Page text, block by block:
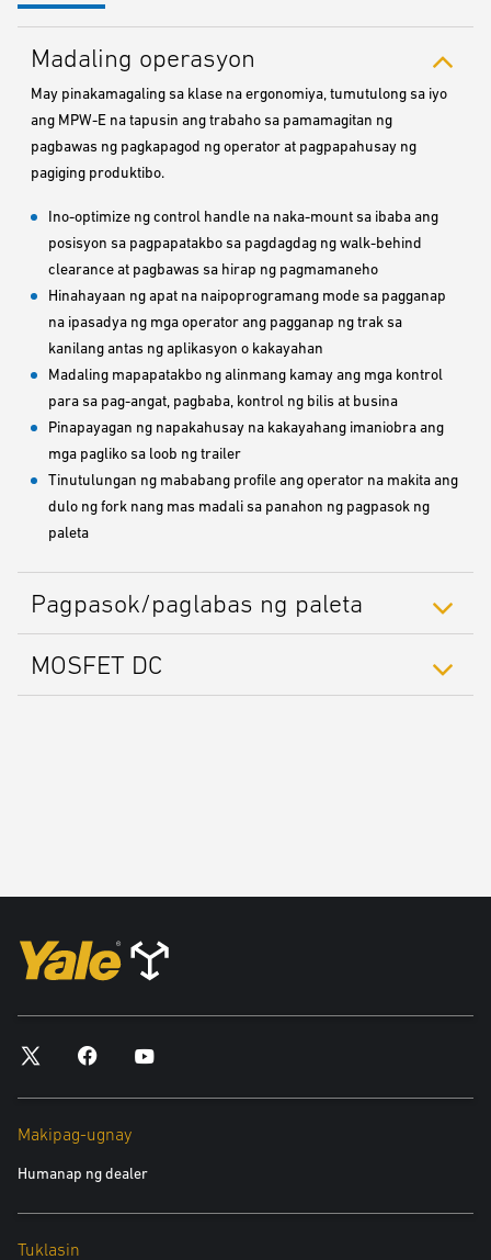
Madaling operasyon
May pinakamagaling sa klase na ergonomiya, tumutulong sa iyo
ang MPW-E na tapusin ang trabaho sa pamamagitan ng
pagbawas ng pagkapagod ng operator at pagpapahusay ng
pagiging produktibo.
Ino-optimize ng control handle na naka-mount sa ibaba ang
posisyon sa pagpapatakbo sa pagdagdag ng walk-behind
clearance at pagbawas sa hirap ng pagmamaneho
Hinahayaan ng apat na naipoprogramang mode sa pagganap
na ipasadya ng mga operator ang pagganap ng trak sa
kanilang antas ng aplikasyon o kakayahan
Madaling mapapatakbo ng alinmang kamay ang mga kontrol
para sa pag-angat, pagbaba, kontrol ng bilis at busina
Pinapayagan ng napakahusay na kakayahang imaniobra ang
mga pagliko sa loob ng trailer
Tinutulungan ng mababang profile ang operator na makita ang
dulo ng fork nang mas madali sa panahon ng pagpasok ng
paleta
Pagpasok/paglabas ng paleta
MOSFET DC
Makipag-ugnay
Humanap ng dealer
Tuklasin